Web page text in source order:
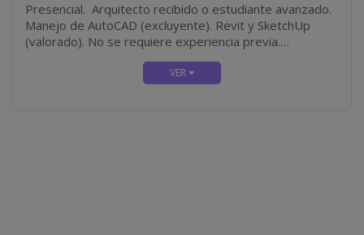
Presencial. Arquitecto recibido o estudiante avanzado.
Manejo de AutoCAD (excluyente). Revit y SketchUp
(valorado). No se requiere experiencia previa.
Modalidad de contratación por facturación.